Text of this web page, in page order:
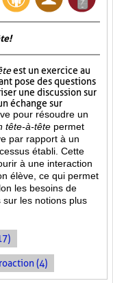
est un exercice au
pose des questions
une discussion sur
échange sur
pour résoudre un
tête-à-tête permet
par rapport à un
établi. Cette
à une interaction
élève, ce qui permet
les besoins de
sur les notions plus
(4)